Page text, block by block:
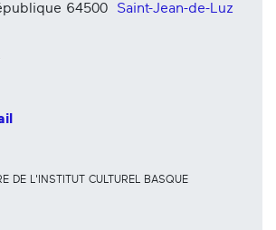
64500 Saint-Jean-de-Luz
DE L'INSTITUT CULTUREL BASQUE